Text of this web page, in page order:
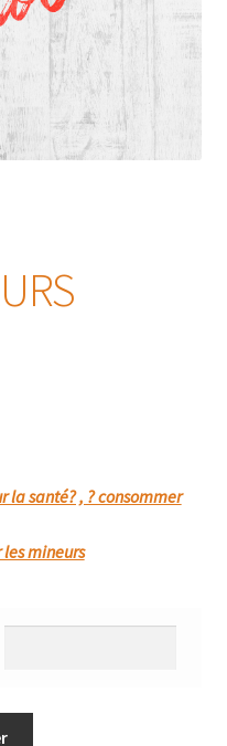
la santé? , ? consommer
mineurs